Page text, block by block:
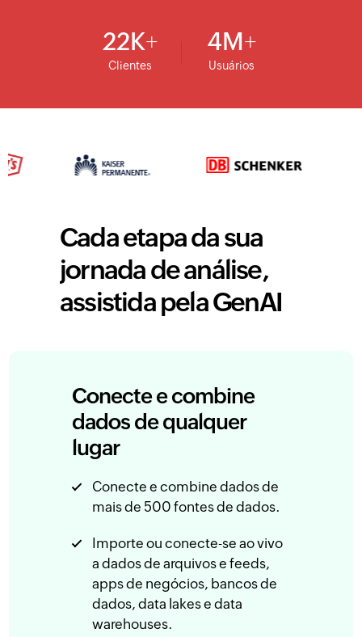
22K
Clientes
4M
Usuários
Cada etapa da sua
jornada de análise,
assistida pela GenAI
Conecte e combine
dados de qualquer
lugar
Conecte e combine dados de
mais de 500 fontes de dados.
Importe ou conecte-se ao vivo
a dados de arquivos e feeds,
apps de negócios, bancos de
dados, data lakes e data
warehouses.